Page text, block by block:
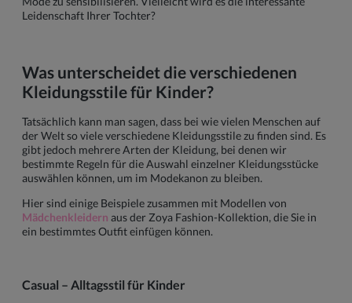
Leidenschaft Ihrer Tochter?
Was unterscheidet die verschiedenen
Kleidungsstile für Kinder?
Tatsächlich kann man sagen, dass bei wie vielen Menschen auf
der Welt so viele verschiedene Kleidungsstile zu finden sind. Es
gibt jedoch mehrere Arten der Kleidung, bei denen wir
bestimmte Regeln für die Auswahl einzelner Kleidungsstücke
auswählen können, um im Modekanon zu bleiben.
Hier sind einige Beispiele zusammen mit Modellen von
Mädchenkleidern aus der Zoya Fashion-Kollektion, die Sie in
ein bestimmtes Outfit einfügen können.
Casual – Alltagsstil für Kinder